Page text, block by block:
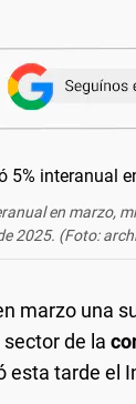
en marzo,
2025. (Foto:
marzo una
de la
esta tarde el